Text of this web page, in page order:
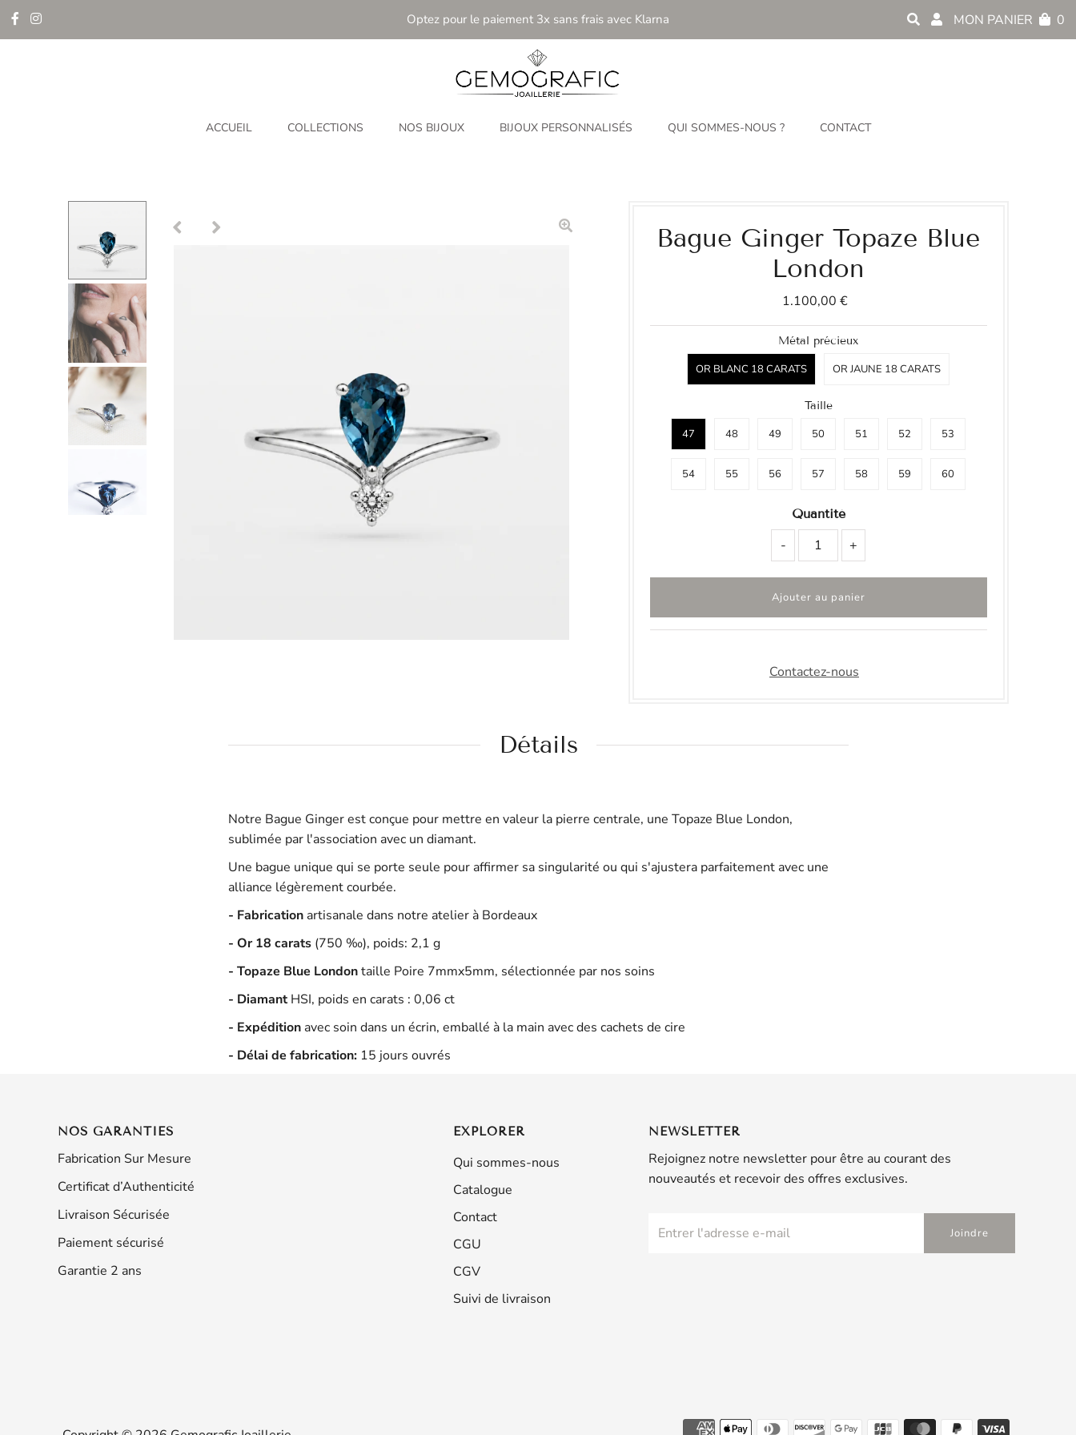
Optez pour le paiement 3x sans frais avec Klarna MON PANIER 0
ACCUEIL COLLECTIONS NOS BIJOUX BIJOUX PERSONNALISÉS QUI SOMMES-NOUS ? CONTACT
Bague Ginger Topaze Blue
London
1.100,00 €
Métal précieux
OR BLANC 18 CARATS OR JAUNE 18 CARATS
Taille
47 48 49 50 51 52 53
54 55 56 57 58 59 60
Quantité
- +
Contactez-nous
Détails
Notre Bague Ginger est conçue pour mettre en valeur la pierre centrale, une Topaze Blue London,
sublimée par l'association avec un diamant.
Une bague unique qui se porte seule pour affirmer sa singularité ou qui s'ajustera parfaitement avec une
alliance légèrement courbée.
- Fabricationartisanale dans notre atelier à Bordeaux
- Or 18 carats (750 ‰), poids: 2,1 g
- Topaze Blue Londontaille Poire 7mmx5mm, sélectionnée par nos soins
- Diamant HSI, poids en carats : 0,06 ct
- Expéditionavec soin dans un écrin, emballé à la main avec des cachets de cire
- Délai de fabrication: 15 jours ouvrés
NOS GARANTIES
Fabrication Sur Mesure
Certificat d’Authenticité
Livraison Sécurisée
Paiement sécurisé
Garantie 2 ans
EXPLORER
Qui sommes-nous
Catalogue
Contact
CGU
CGV
Suivi de livraison
NEWSLETTER
Rejoignez notre newsletter pour être au courant des
nouveautés et recevoir des offres exclusives.